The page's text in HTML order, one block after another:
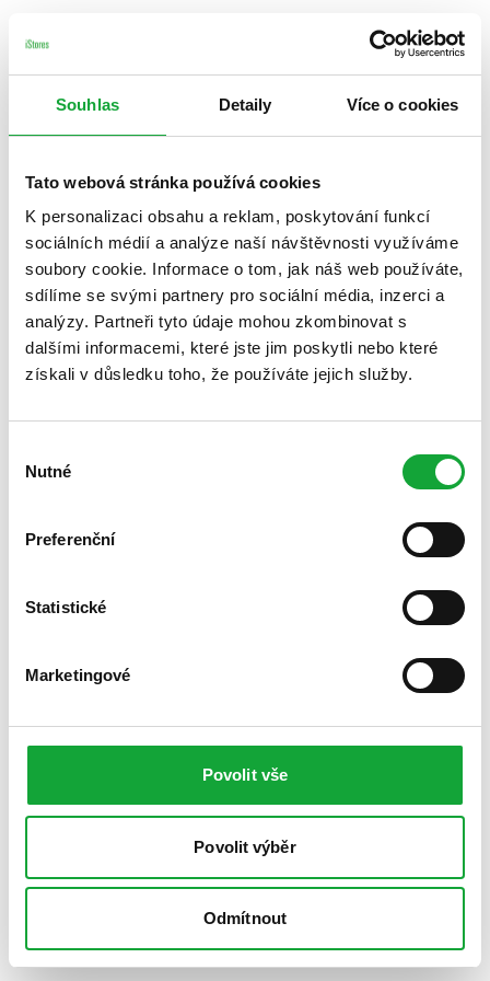
Souhlas Detaily Více o cookies
Tato webová stránka používá cookies
K personalizaci obsahu a reklam, poskytování funkcí
sociálních médií a analýze naší návštěvnosti využíváme
soubory cookie. Informace o tom, jak náš web používáte,
sdílíme se svými partnery pro sociální média, inzerci a
analýzy. Partneři tyto údaje mohou zkombinovat s
dalšími informacemi, které jste jim poskytli nebo které
získali v důsledku toho, že používáte jejich služby.
souhlasu
Nutné
Preferenční
Statistické
Marketingové
Povolit vše
Povolit výběr
Odmítnout